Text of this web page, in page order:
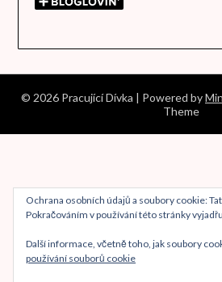
© 2026 Pracující Dívka | Powered by
Theme
Ochrana osobních údajů a soubory cookie:
Pokračováním v používání této stránky
Další informace, včetně toho, jak soubory
používání souborů cookie